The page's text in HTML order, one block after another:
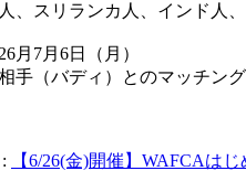
人、スリランカ人、インド人
月7月6日（月）
手（バディ）とのマッチン
:
【6/26(金)開催】WAFCAは